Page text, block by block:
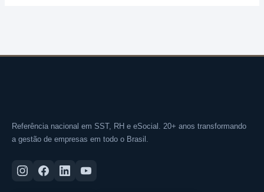
Referência nacional em SST, RH e eSocial. 20+ anos transformando
a gestão de empresas em todo o Brasil.